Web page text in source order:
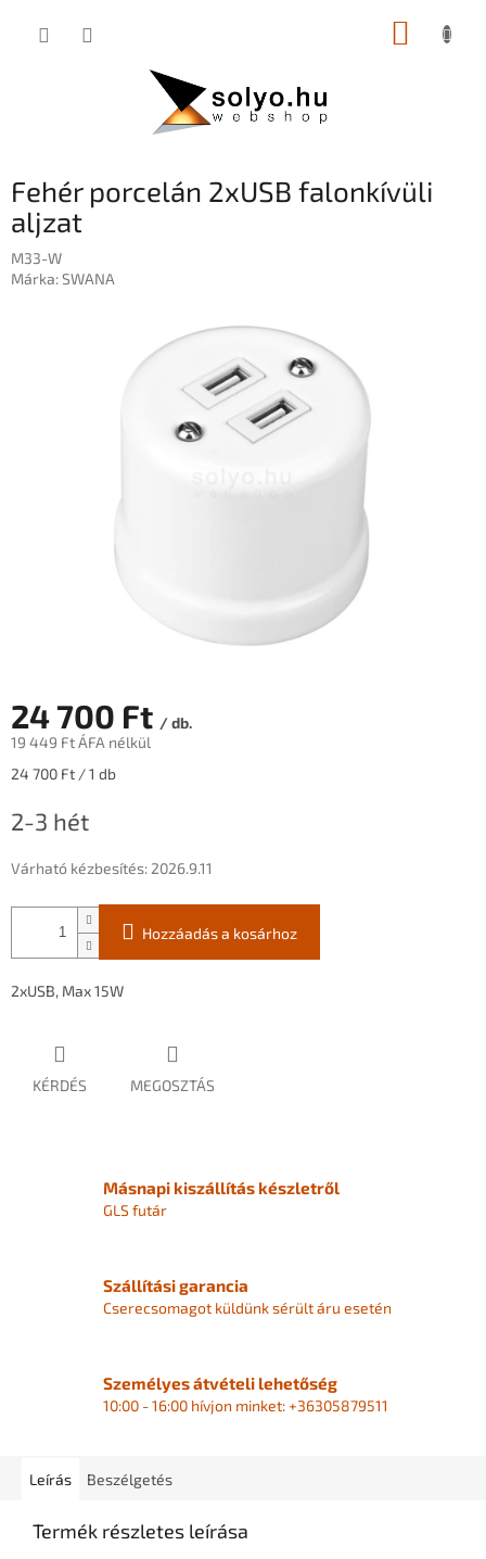
KOSÁR
Fehér porcelán 2xUSB falonkívüli
aljzat
M33-W
Márka:SWANA
24 700 Ft / db.
19 449 Ft ÁFA nélkül
Egységár:
24 700 Ft / 1 db
2-3 hét
Várható kézbesítés: 2026.9.11
Hozzáadás a kosárhoz
2xUSB, Max 15W
KÉRDÉS MEGOSZTÁS
Másnapi kiszállítás készletről
GLS futár
Szállítási garancia
Cserecsomagot küldünk sérült áru esetén
Személyes átvételi lehetőség
10:00 - 16:00 hívjon minket: +36305879511
Leírás Beszélgetés
Termék részletes leírása